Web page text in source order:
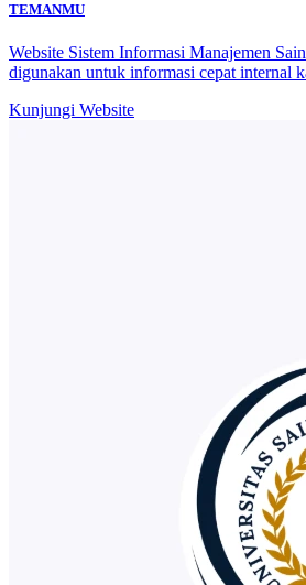
TEMANMU
Website Sistem Informasi Manajemen
digunakan untuk informasi cepat internal
Kunjungi Website